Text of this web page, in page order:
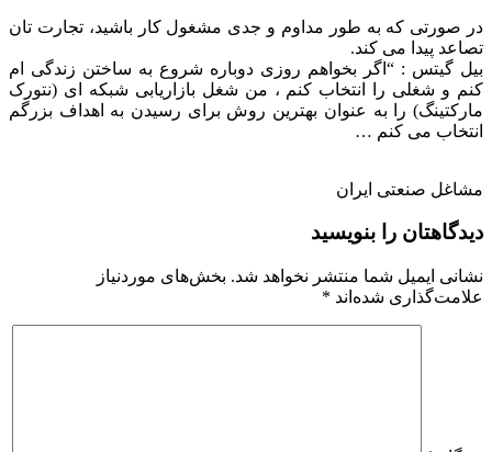
در صورتی که به طور مداوم و جدی مشغول کار باشید، تجارت تان
تصاعد پیدا می کند.
بیل گیتس : “اگر بخواهم روزی دوباره شروع به ساختن زندگی ام
کنم و شغلی را انتخاب کنم ، من شغل بازاریابی شبکه ای (نتورک
مارکتینگ) را به عنوان بهترین روش برای رسیدن به اهداف بزرگم
انتخاب می کنم …
مشاغل صنعتی ایران
دیدگاهتان را بنویسید
نشانی ایمیل شما منتشر نخواهد شد. بخش‌های موردنیاز
علامت‌گذاری شده‌اند *